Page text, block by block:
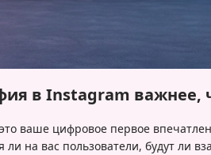
в Instagram важнее,
ваше цифровое первое
на вас пользователи, будут ли